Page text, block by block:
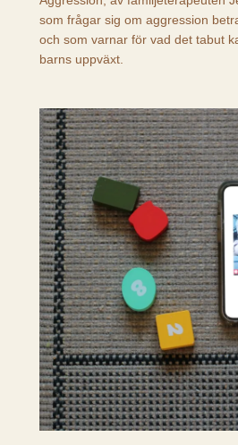
som frågar sig om aggression
och som varnar för vad det tabut
barns uppväxt.